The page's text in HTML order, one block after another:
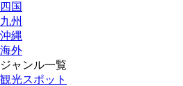
四国
九州
沖縄
海外
ジャンル一覧
観光スポット